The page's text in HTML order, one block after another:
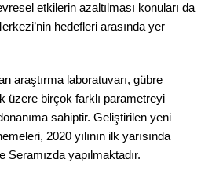
etkilerin azaltılması konuları da
hedefleri arasında yer
araştırma laboratuvarı, gübre
üzere birçok farklı parametreyi
sahiptir. Geliştirilen yeni
2020 yılının ilk yarısında
Seramızda yapılmaktadır.